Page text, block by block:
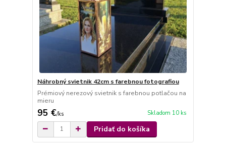
Náhrobný svietnik 42cm s farebnou fotografiou
Prémiový nerezový svietnik s farebnou potlačou na
mieru
95 €/ks Skladom 10 ks
Pridať do košíka